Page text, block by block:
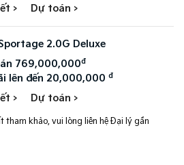
> Dự toán >
2.0G Deluxe
769,000,000đ
lên đến 20,000,000đ
> Dự toán >
tham khảo, vui lòng liên hệ Đại lý gần